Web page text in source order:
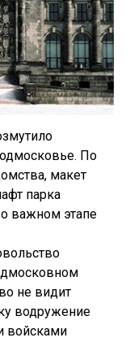
По
макет
парка
важном этапе
не видит
водружение
войсками